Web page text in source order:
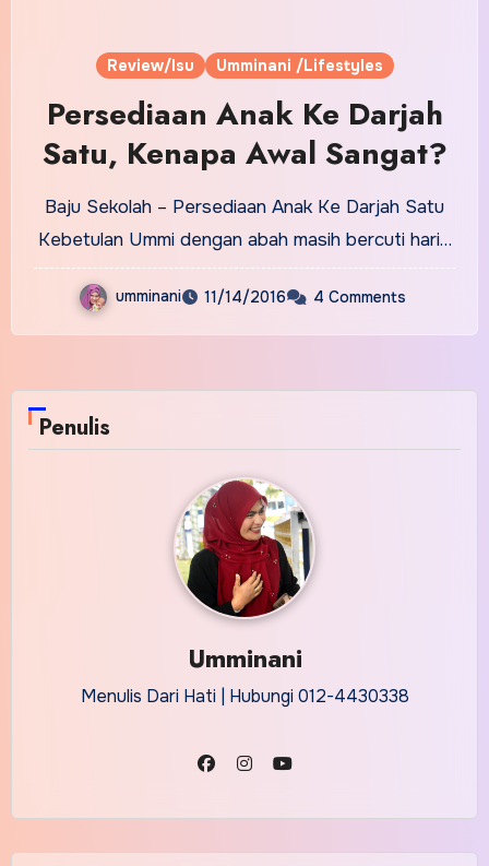
Review/Isu Umminani /Lifestyles
Persediaan Anak Ke Darjah
Satu, Kenapa Awal Sangat?
Baju Sekolah – Persediaan Anak Ke Darjah Satu
Kebetulan Ummi dengan abah masih bercuti hari…
umminani 11/14/2016 4 Comments
Penulis
Umminani
Menulis Dari Hati | Hubungi 012-4430338